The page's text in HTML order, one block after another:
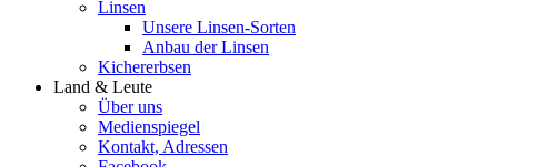
Linsen
Unsere Linsen-Sorten
Anbau der Linsen
Kichererbsen
Land & Leute
Über uns
Medienspiegel
Kontakt, Adressen